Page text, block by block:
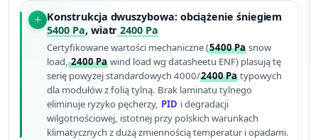
Konstrukcja dwuszybowa: obciążenie śniegiem
5400 Pa, wiatr 2400 Pa
Certyfikowane wartości mechaniczne (5400 Pa snow
load,2400 Pa wind load wg datasheetu ENF) plasują tę
serię powyżej standardowych 4000/2400 Pa typowych
dla modułów z folią tylną. Brak laminatu tylnego
eliminuje ryzyko pęcherzy, PID i degradacji
wilgotnościowej, istotnej przy polskich warunkach
klimatycznych z dużą zmiennością temperatur i opadami.